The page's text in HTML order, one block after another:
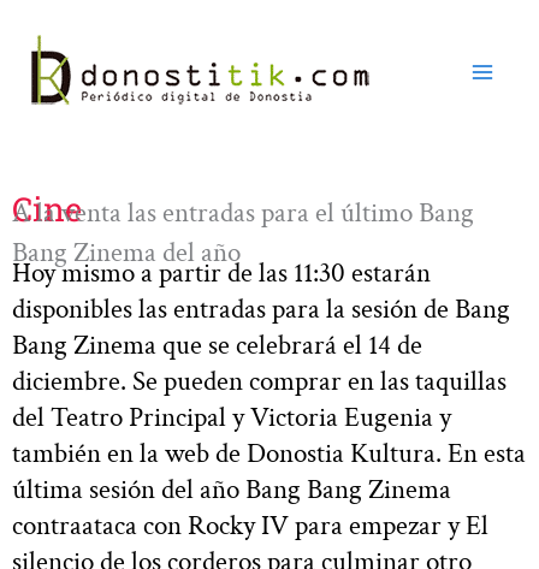
contenido
Cine
A la venta las entradas para el último Bang
Bang Zinema del año
Hoy mismo a partir de las 11:30 estarán
disponibles las entradas para la sesión de Bang
Bang Zinema que se celebrará el 14 de
diciembre. Se pueden comprar en las taquillas
del Teatro Principal y Victoria Eugenia y
también en la web de Donostia Kultura. En esta
última sesión del año Bang Bang Zinema
contraataca con Rocky IV para empezar y El
silencio de los corderos para culminar otro